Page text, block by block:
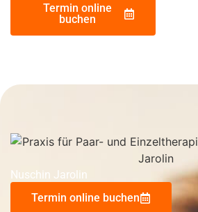
Termin online
buchen
Nuschin Jarolin
Termin online buchen